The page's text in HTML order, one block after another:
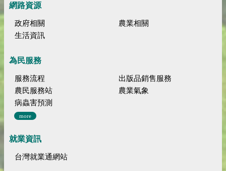
網路資源
政府相關
農業相關
生活資訊
為民服務
服務流程
出版品銷售服務
農民服務站
農業氣象
病蟲害預測
more
就業資訊
台灣就業通網站